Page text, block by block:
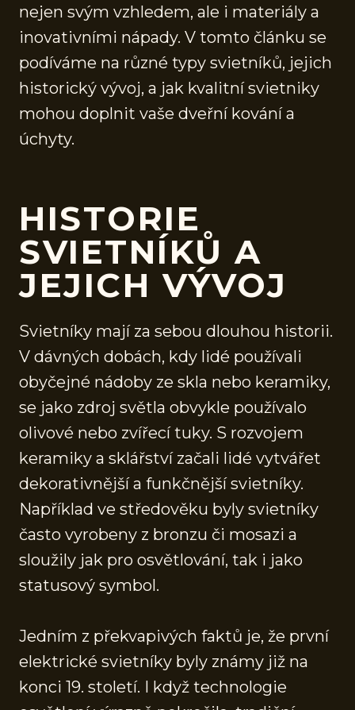
nejen svým vzhledem, ale i materiály a
inovativními nápady. V tomto článku se
podíváme na různé typy svietníků, jejich
historický vývoj, a jak kvalitní svietniky
mohou doplnit vaše dveřní kování a
úchyty.
HISTORIE
SVIETNÍKŮ A
JEJICH VÝVOJ
Svietníky mají za sebou dlouhou historii.
V dávných dobách, kdy lidé používali
obyčejné nádoby ze skla nebo keramiky,
se jako zdroj světla obvykle používalo
olivové nebo zvířecí tuky. S rozvojem
keramiky a sklářství začali lidé vytvářet
dekorativnější a funkčnější svietníky.
Například ve středověku byly svietníky
často vyrobeny z bronzu či mosazi a
sloužily jak pro osvětlování, tak i jako
statusový symbol.
Jedním z překvapivých faktů je, že první
elektrické svietníky byly známy již na
konci 19. století. I když technologie